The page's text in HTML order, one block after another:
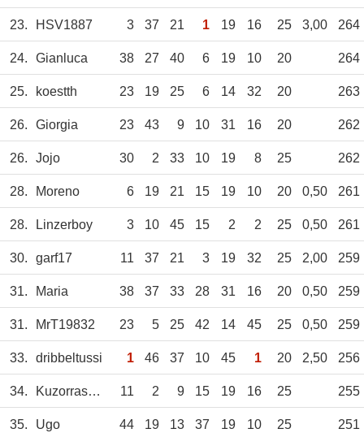
23. HSV1887 3 37 21 1 19 16 25 3,00 264
24. Gianluca 38 27 40 6 19 10 20 264
25. koestth 23 19 25 6 14 32 20 263
26. Giorgia 23 43 9 10 31 16 20 262
26. Jojo 30 2 33 10 19 8 25 262
28. Moreno 6 19 21 15 19 10 20 0,50 261
28. Linzerboy 3 10 45 15 2 2 25 0,50 261
30. garf17 11 37 21 3 19 32 25 2,00 259
31. Maria 38 37 33 28 31 16 20 0,50 259
31. MrT19832 23 5 25 42 14 45 25 0,50 259
33. dribbeltussi 1 46 37 10 45 1 20 2,50 256
34. KuzorrasErben 11 2 9 15 19 16 25 255
35. Ugo 44 19 13 37 19 10 25 251